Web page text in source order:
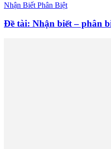
Nhận Biết Phân Biệt
Đề tài: Nhận biết – phân